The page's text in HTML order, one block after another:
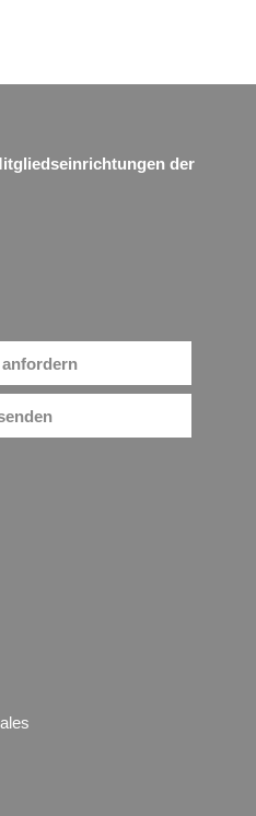
der